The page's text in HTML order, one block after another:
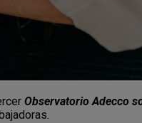
Observatorio Adecco